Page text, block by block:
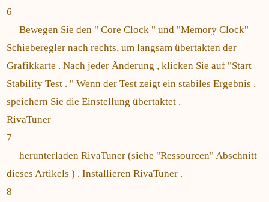
6
Bewegen Sie den " Core Clock " und "Memory Clock"
Schieberegler nach rechts, um langsam übertakten der
Grafikkarte . Nach jeder Änderung , klicken Sie auf "Start
Stability Test . " Wenn der Test zeigt ein stabiles Ergebnis ,
speichern Sie die Einstellung übertaktet .
RivaTuner
7
herunterladen RivaTuner (siehe "Ressourcen" Abschnitt
dieses Artikels ) . Installieren RivaTuner .
8